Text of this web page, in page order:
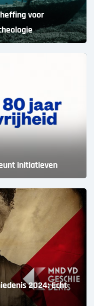
voor
initiatieven
2024: Echt